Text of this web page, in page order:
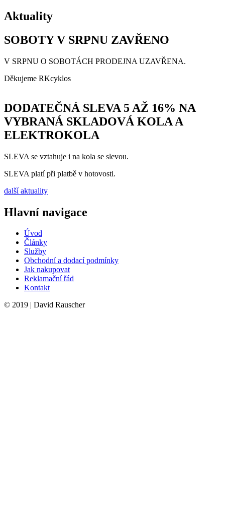
Aktuality
SOBOTY V SRPNU ZAVŘENO
V SRPNU O SOBOTÁCH PRODEJNA UZAVŘENA.
Děkujeme RKcyklos
DODATEČNÁ SLEVA 5 AŽ 16% NA
VYBRANÁ SKLADOVÁ KOLA A
ELEKTROKOLA
SLEVA se vztahuje i na kola se slevou.
SLEVA platí při platbě v hotovosti.
další aktuality
Hlavní navigace
Úvod
Články
Služby
Obchodní a dodací podmínky
Jak nakupovat
Reklamační řád
Kontakt
© 2019 | David Rauscher